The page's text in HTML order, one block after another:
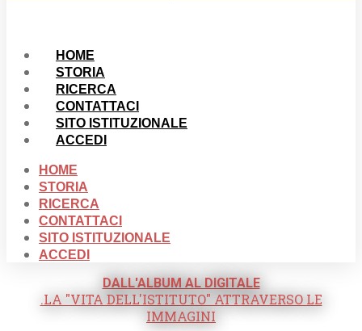
HOME
STORIA
RICERCA
CONTATTACI
SITO ISTITUZIONALE
ACCEDI
HOME
STORIA
RICERCA
CONTATTACI
SITO ISTITUZIONALE
ACCEDI
DALL'ALBUM AL DIGITALE
.LA "VITA DELL'ISTITUTO" ATTRAVERSO LE
IMMAGINI